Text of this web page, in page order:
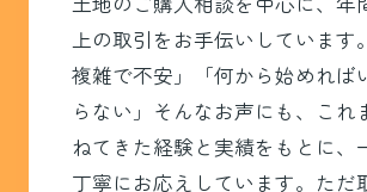
上の取引をお手伝いしています
複雑で不安」「何から始めれば
らない」そんなお声にも、これ
ねてきた経験と実績をもとに、
丁寧にお応えしています。ただ